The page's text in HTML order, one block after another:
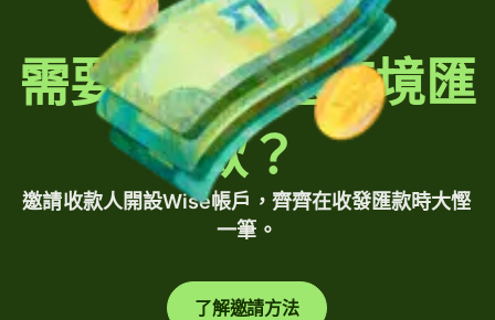
需要定期發送跨境匯
款？
邀請收款人開設Wise帳戶，齊齊在收發匯款時大慳
一筆。
了解邀請方法